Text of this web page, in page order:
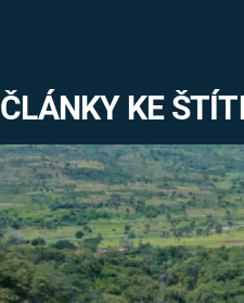
MARS
Záhady a
KE